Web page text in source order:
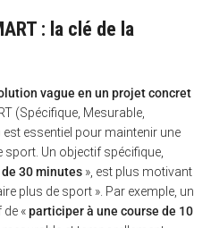
: la clé de la
vague en un projet concret
(Spécifique, Mesurable,
essentiel pour maintenir une
Un objectif spécifique,
30 minutes», est plus motivant
plus de sport ». Par exemple, un
de «participer à une course de 10